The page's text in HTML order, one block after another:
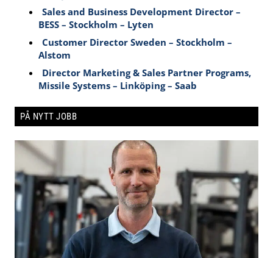
Sales and Business Development Director –
BESS – Stockholm – Lyten
Customer Director Sweden – Stockholm –
Alstom
Director Marketing & Sales Partner Programs,
Missile Systems – Linköping – Saab
PÅ NYTT JOBB